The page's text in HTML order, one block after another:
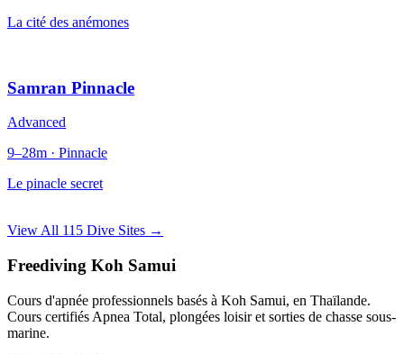
La cité des anémones
Samran Pinnacle
Advanced
9–28m · Pinnacle
Le pinacle secret
View All 115 Dive Sites →
Freediving Koh Samui
Cours d'apnée professionnels basés à Koh Samui, en Thaïlande.
Cours certifiés Apnea Total, plongées loisir et sorties de chasse sous-
marine.